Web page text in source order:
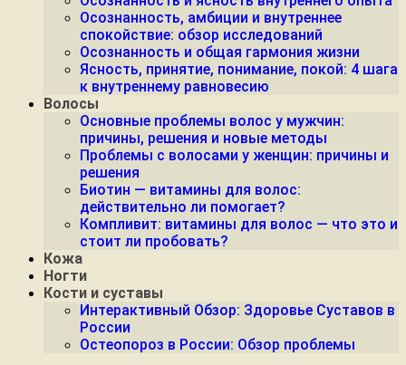
Осознанность, амбиции и внутреннее
спокойствие: обзор исследований
Осознанность и общая гармония жизни
Ясность, принятие, понимание, покой: 4 шага
к внутреннему равновесию
Волосы
Основные проблемы волос у мужчин:
причины, решения и новые методы
Проблемы с волосами у женщин: причины и
решения
Биотин — витамины для волос:
действительно ли помогает?
Компливит: витамины для волос — что это и
стоит ли пробовать?
Кожа
Ногти
Кости и суставы
Интерактивный Обзор: Здоровье Суставов в
России
Остеопороз в России: Обзор проблемы